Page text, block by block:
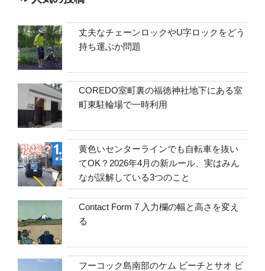
丈夫なチェーンロックやU字ロックをどう
持ち運ぶか問題
COREDO室町裏の福徳神社地下にある室
町東駐輪場で一時利用
黄色いセンターラインでも自転車を抜い
てOK？2026年4月の新ルール、実はみん
なが誤解している3つのこと
Contact Form 7 入力欄の幅と高さを変え
る
フーコック島南部のケム ビーチとサオ ビ